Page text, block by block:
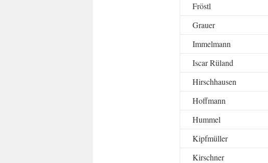
Fröstl
Grauer
Immelmann
Iscar Rüland
Hirschhausen
Hoffmann
Hummel
Kipfmüller
Kirschner